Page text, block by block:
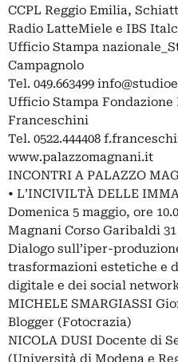
CCPL Reggio Emilia,
Radio LatteMiele e IBS
Ufficio Stampa
Campagnolo
Tel. 049.663499
Ufficio Stampa Fondazione
Franceschini
Tel. 0522.444408
www.palazzomagnani.it
INCONTRI A PALAZZO
• L’INCIVILTÀ DELLE
Domenica 5 maggio, ore
Magnani Corso Garibaldi
Dialogo sull’iper-
trasformazioni estetiche e
digitale e dei social
MICHELE SMARGIASSI
Blogger (Fotocrazia)
NICOLA DUSI Docente di
(Università di Modena e